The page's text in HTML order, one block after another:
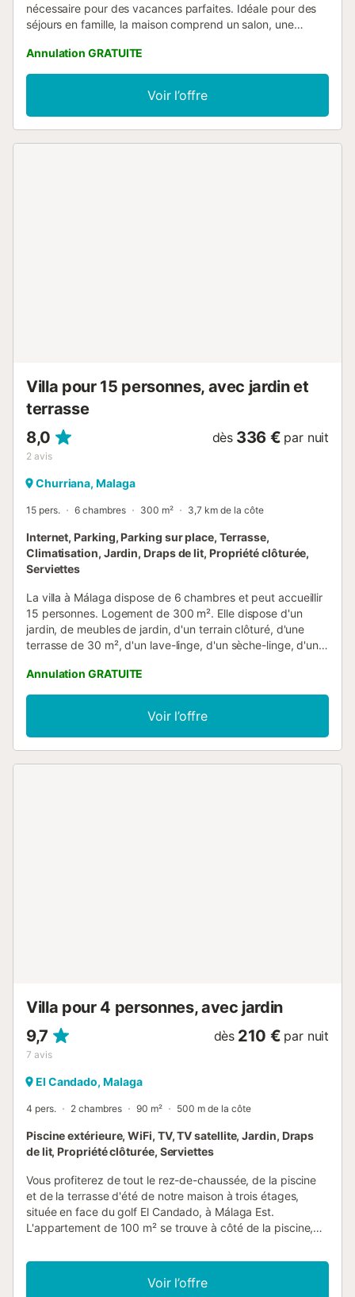
nécessaire pour des vacances parfaites. Idéale pour des
séjours en famille, la maison comprend un salon, une
pouvant accueillir jusqu’à 5 personnes. Vous bénéficierez
également du Wi-Fi adapté aux appels vidéo, d’un lave-
linge et de la climatisation. La villa dispose d’un vaste
espace extérieur de 400 m² où vous pourrez vous
détendre au soleil : terrasse, piscine, jardin et barbecue
Annulation GRATUITE
Voir l’offre
Villa pour 15 personnes, avec jardin et
terrasse
8,0
2 avis
dès 336 € par nuit
Churriana, Malaga
15 pers. 6 chambres 300 m² 3,7 km de la côte
Internet, Parking, Parking sur place, Terrasse,
Climatisation, Jardin, Draps de lit, Propriété clôturée,
Serviettes
La villa à Málaga dispose de 6 chambres et peut accueillir
15 personnes. Logement de 300 m². Elle dispose d'un
jardin, de meubles de jardin, d'un terrain clôturé, d'une
terrasse de 30 m², d'un lave-linge, d'un sèche-linge, d'un
d'un balcon, d'un espace pour enfants, d'une alarme, du
chauffage par pompe à chaleur, de la climatisation, d'une
piscine privée, d'un parking extérieur dans le même
bâtiment, et de 2 télévisions. La cuisine indépendante,
vitrocéramique, est équipée d'un réfrigérateur, d'un micro-
Annulation GRATUITE
Voir l’offre
Villa pour 4 personnes, avec jardin
9,7
7 avis
dès 210 € par nuit
El Candado, Malaga
4 pers. 2 chambres 90 m² 500 m de la côte
Piscine extérieure, WiFi, TV, TV satellite, Jardin, Draps
de lit, Propriété clôturée, Serviettes
Vous profiterez de tout le rez-de-chaussée, de la piscine
et de la terrasse d'été de notre maison à trois étages,
située en face du golf El Candado, à Málaga Est.
L'appartement de 100 m² se trouve à côté de la piscine,
comprend un salon-salle à manger spacieux avec
télévision et Wi-Fi, ainsi qu'une cuisine entièrement
équipée. Les deux chambres offrent une vue sur la
Voir l’offre